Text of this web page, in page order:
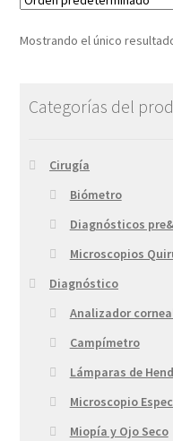
Mostrando el único
Categorías del
Cirugía
Biómetro
Diagnósticos
Microscopios
Diagnóstico
Analizador
Campímetro
Lámparas de
Microscopio
Miopía y Ojo Seco